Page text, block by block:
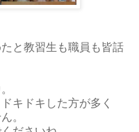
と教習生も職員も皆話
キドキした方が多く
。